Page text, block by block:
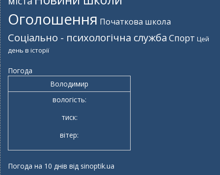
Оголошення Початкова школа
Соціально - психологічна служба Спорт Цей
день в історії
Погода
Володимир
вологість:
тиск:
вітер:
Погода на 10 днів від sinoptik.ua